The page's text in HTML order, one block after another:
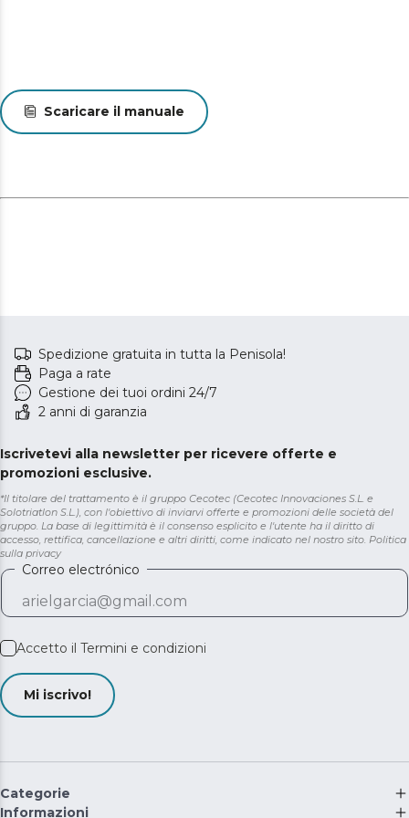
Scaricare il manuale
Spedizione gratuita in tutta la Penisola!
Paga a rate
Gestione dei tuoi ordini 24/7
2 anni di garanzia
Iscrivetevi alla newsletter per ricevere offerte e
promozioni esclusive.
*Il titolare del trattamento è il gruppo Cecotec (Cecotec Innovaciones S.L. e
Solotriatlon S.L.), con l'obiettivo di inviarvi offerte e promozioni delle società del
gruppo. La base di legittimità è il consenso esplicito e l'utente ha il diritto di
accesso, rettifica, cancellazione e altri diritti, come indicato nel nostro sito. Politica
sulla privacy
Correo electrónico
Accetto il Termini e condizioni
Mi iscrivo!
Categorie
Informazioni